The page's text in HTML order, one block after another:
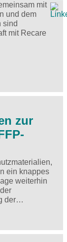
mit
und dem
sind
mit Recare
zur
ein knappes
weiterhin
der…